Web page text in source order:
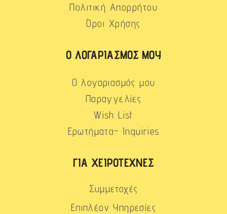
Πολιτική Απορρήτου
Όροι Χρήσης
Ο ΛΟΓΑΡΙΑΣΜΌΣ ΜΟΥ
Ο λογαριασμός μου
Παραγγελίες
Wish List
Ερωτήματα- Inquiries
ΓΙΑ ΧΕΙΡΟΤΈΧΝΕΣ
Συμμετοχές
Επιπλέον Υπηρεσίες